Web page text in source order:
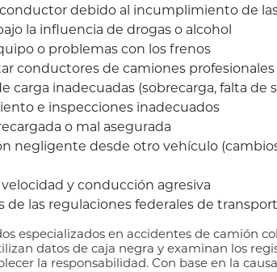
debido al incumplimiento de
la influencia de drogas o alcohol
o problemas con los frenos
conductores de camiones profesionales
carga inadecuadas (sobrecarga, falta de
e inspecciones inadecuados
o mal asegurada
negligente desde otro vehículo
velocidad y conducción agresiva
de las regulaciones federales de
especializados en accidentes de camión
datos de caja negra y examinan los
la responsabilidad. Con base en la